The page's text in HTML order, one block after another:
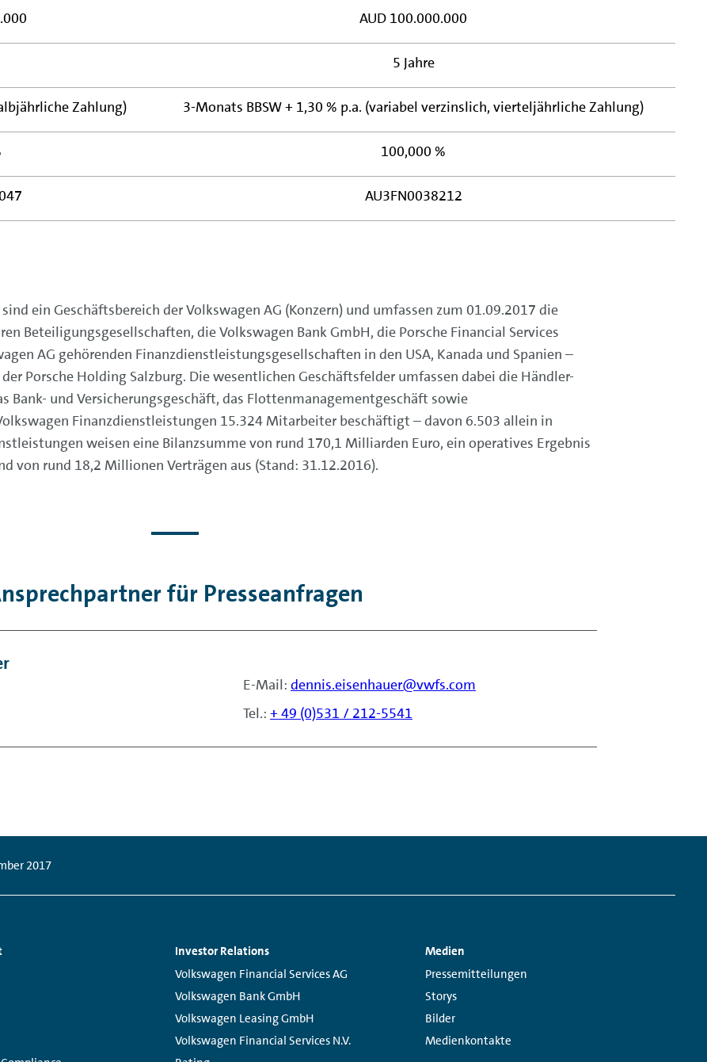
AUD 100.000.000
5 Jahre
Zahlung) 3-Monats BBSW + 1,30 % p.a. (variabel verzinslich, vierteljährliche Zahlung)
100,000 %
AU3FN0038212
sind ein Geschäftsbereich der Volkswagen AG (Konzern) und umfassen zum 01.09.2017 die
Beteiligungsgesellschaften, die Volkswagen Bank GmbH, die Porsche Financial Services
AG gehörenden Finanzdienstleistungsgesellschaften in den USA, Kanada und Spanien –
Porsche Holding Salzburg. Die wesentlichen Geschäftsfelder umfassen dabei die Händler-
Bank- und Versicherungsgeschäft, das Flottenmanagementgeschäft sowie
Finanzdienstleistungen 15.324 Mitarbeiter beschäftigt – davon 6.503 allein in
weisen eine Bilanzsumme von rund 170,1 Milliarden Euro, ein operatives Ergebnis
von rund 18,2 Millionen Verträgen aus (Stand: 31.12.2016).
für Presseanfragen
E-Mail: dennis.eisenhauer@vwfs.com
Tel.: + 49 (0)531 / 212-5541
2017
Investor Relations
Links:
Volkswagen Financial Services AG
Volkswagen Bank GmbH
Volkswagen Leasing GmbH
Volkswagen Financial Services N.V.
Medien
Links:
Pressemitteilungen
Storys
Bilder
Medienkontakte